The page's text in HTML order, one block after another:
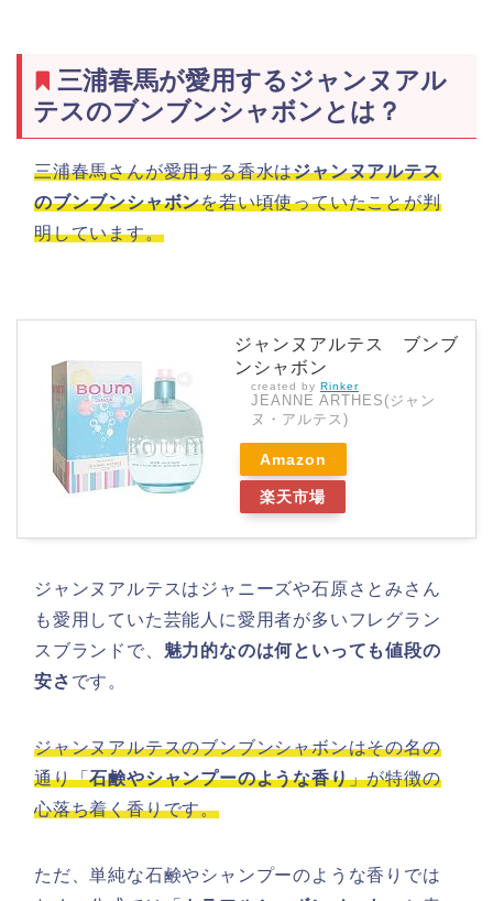
三浦春馬が愛用するジャンヌアル
テスのブンブンシャボンとは？
三浦春馬さんが愛用する香水はジャンヌアルテス
のブンブンシャボンを若い頃使っていたことが判
明しています。
ジャンヌアルテス ブンブ
ンシャボン
created by Rinker
JEANNE ARTHES(ジャン
ヌ・アルテス)
Amazon
楽天市場
ジャンヌアルテスはジャニーズや石原さとみさん
も愛用していた芸能人に愛用者が多いフレグラン
スブランドで、 魅力的なのは何といっても値段の
安さ です。
ジャンヌアルテスのブンブンシャボンはその名の
通り「石鹸やシャンプーのような香り」が特徴の
心落ち着く香りです。
ただ、単純な石鹸やシャンプーのような香りでは